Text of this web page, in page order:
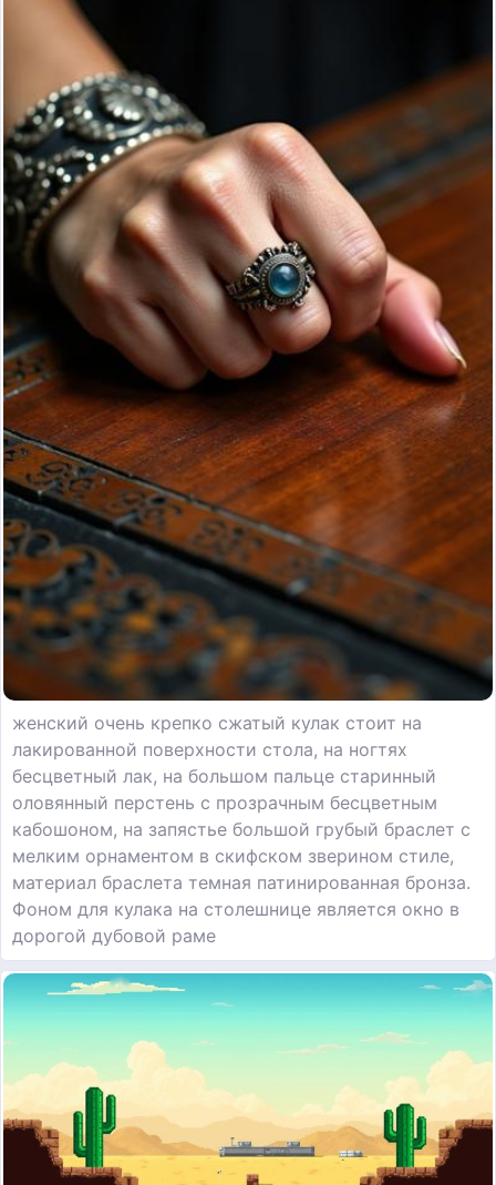
женский очень крепко сжатый кулак стоит на
лакированной поверхности стола, на ногтях
бесцветный лак, на большом пальце старинный
оловянный перстень с прозрачным бесцветным
кабошоном, на запястье большой грубый браслет с
мелким орнаментом в скифском зверином стиле,
материал браслета темная патинированная бронза.
Фоном для кулака на столешнице является окно в
дорогой дубовой раме